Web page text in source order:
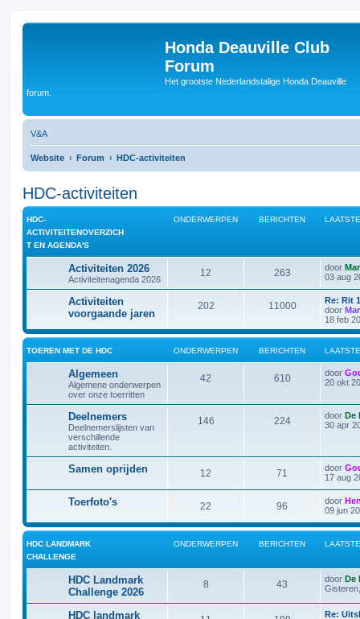
Honda Deauville Club
Forum
Het grootste Nederlandstalige Honda Deauville
forum.
V&A
Website Forum HDC-activiteiten
HDC-activiteiten
HDC-
ACTIVITEITENOVERZICH
T EN AGENDA'S
ONDERWERPEN BERICHTEN
Activiteiten 2026
Activiteitenagenda 2026
12 263 door
03 aug
Activiteiten
voorgaande jaren
202 11000
Re: Rit
door
18 feb
TOEREN MET DE HDC ONDERWERPEN BERICHTEN
Algemeen
Algemene onderwerpen
over onze toerritten
42 610 door
20 okt
Deelnemers
Deelnemerslijsten van
verschillende
activiteiten.
146 224 door De
30 apr
Samen oprijden 12 71 door
17 aug
Toerfoto's 22 96 door
09 jun
HDC LANDMARK
CHALLENGE
ONDERWERPEN BERICHTEN
HDC Landmark
Challenge 2026
8 43 door De
HDC landmark
Re: